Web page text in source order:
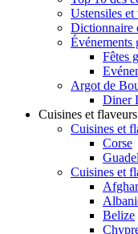
Ustensiles
Dictionnaire
Événements
Fêtes
Argot de
Diner
Cuisines et flaveurs
Cuisines et
Corse
Cuisines et
Belize